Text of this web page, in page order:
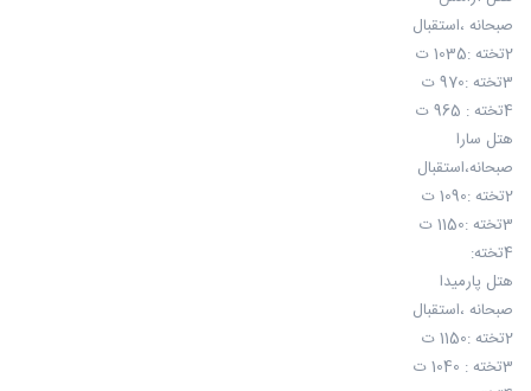
صبحانه ،استقبال
2تخته :1035 ت
3تخته :970 ت
4تخته : 965 ت
هتل سارا
صبحانه،استقبال
2تخته :1090 ت
3تخته :1150 ت
4تخته:
هتل پارمیدا
صبحانه ،استقبال
2تخته :1150 ت
3تخته : 1040 ت